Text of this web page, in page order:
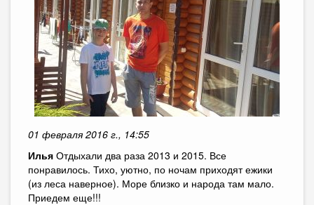
01 февраля 2016 г., 14:55
Илья Отдыхали два раза 2013 и 2015. Все
понравилось. Тихо, уютно, по ночам приходят ежики
(из леса наверное). Море близко и народа там мало.
Приедем еще!!!